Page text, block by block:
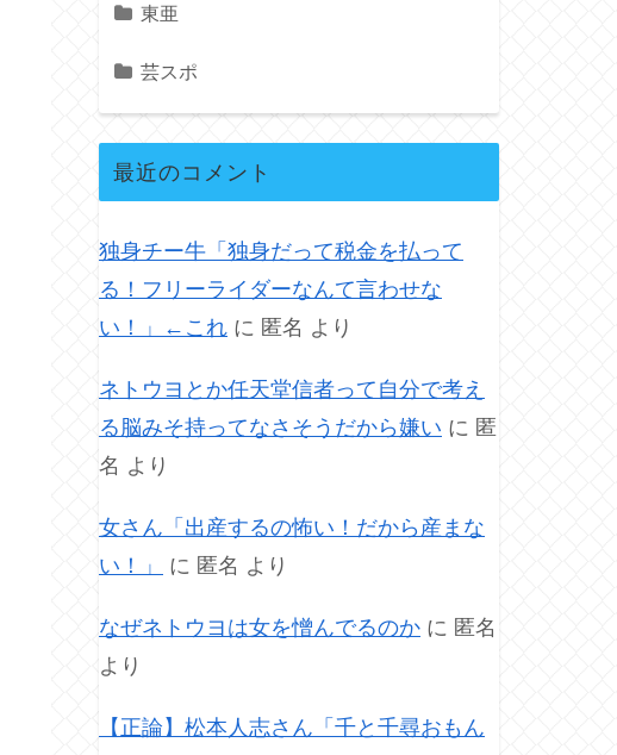
東亜
芸スポ
最近のコメント
独身チー牛「独身だって税金を払って
る！フリーライダーなんて言わせな
い！」←これ に 匿名 より
ネトウヨとか任天堂信者って自分で考え
る脳みそ持ってなさそうだから嫌い に 匿
名 より
女さん「出産するの怖い！だから産まな
い！」
に 匿名 より
なぜネトウヨは女を憎んでるのか に 匿名
より
【正論】松本人志さん「千と千尋おもん